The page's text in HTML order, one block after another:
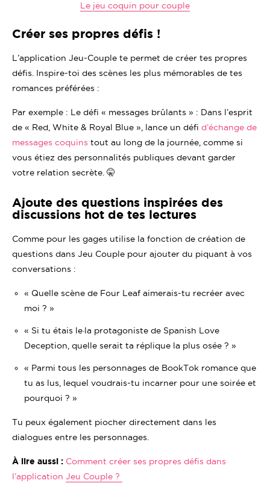
Le jeu coquin pour couple
Créer ses propres défis !
L’application Jeu-Couple te permet de créer tes propres
défis. Inspire-toi des scènes les plus mémorables de tes
romances préférées :
Par exemple : Le défi « messages brûlants » : Dans l’esprit
de « Red, White & Royal Blue », lance un défi d’échange de
messages coquins tout au long de la journée, comme si
vous étiez des personnalités publiques devant garder
votre relation secrète. 🤫
Ajoute des questions inspirées des
discussions hot de tes lectures
Comme pour les gages utilise la fonction de création de
questions dans Jeu Couple pour ajouter du piquant à vos
conversations :
« Quelle scène de Four Leaf aimerais-tu recréer avec
moi ? »
« Si tu étais le·la protagoniste de Spanish Love
Deception, quelle serait ta réplique la plus osée ? »
« Parmi tous les personnages de BookTok romance que
tu as lus, lequel voudrais-tu incarner pour une soirée et
pourquoi ? »
Tu peux également piocher directement dans les
dialogues entre les personnages.
À lire aussi : Comment créer ses propres défis dans
l’application Jeu Couple ?